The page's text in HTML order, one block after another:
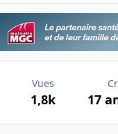
Vues
1,8k 17